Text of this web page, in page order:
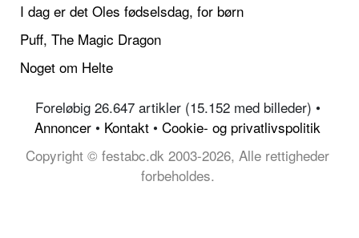
I dag er det Oles fødselsdag, for børn
Puff, The Magic Dragon
Noget om Helte
Foreløbig 26.647 artikler (15.152 med billeder) •
Annoncer • Kontakt • Cookie- og privatlivspolitik
Copyright © festabc.dk 2003-2026, Alle rettigheder
forbeholdes.